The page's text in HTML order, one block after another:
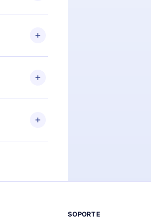
Por
el
de
más de
leer o
iOS,
momento
SOPORTE